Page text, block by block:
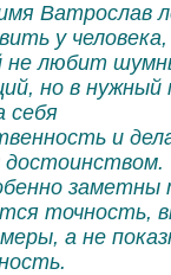
Ватрослав
у человека,
не любит
но в
себя
и
достоинством.
заметны
точность,
а не